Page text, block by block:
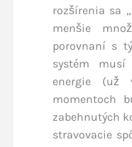
rozšírenia sa
menšie
porovnaní s
systém musí
energie (už
momentoch
zabehnutých
stravovacie